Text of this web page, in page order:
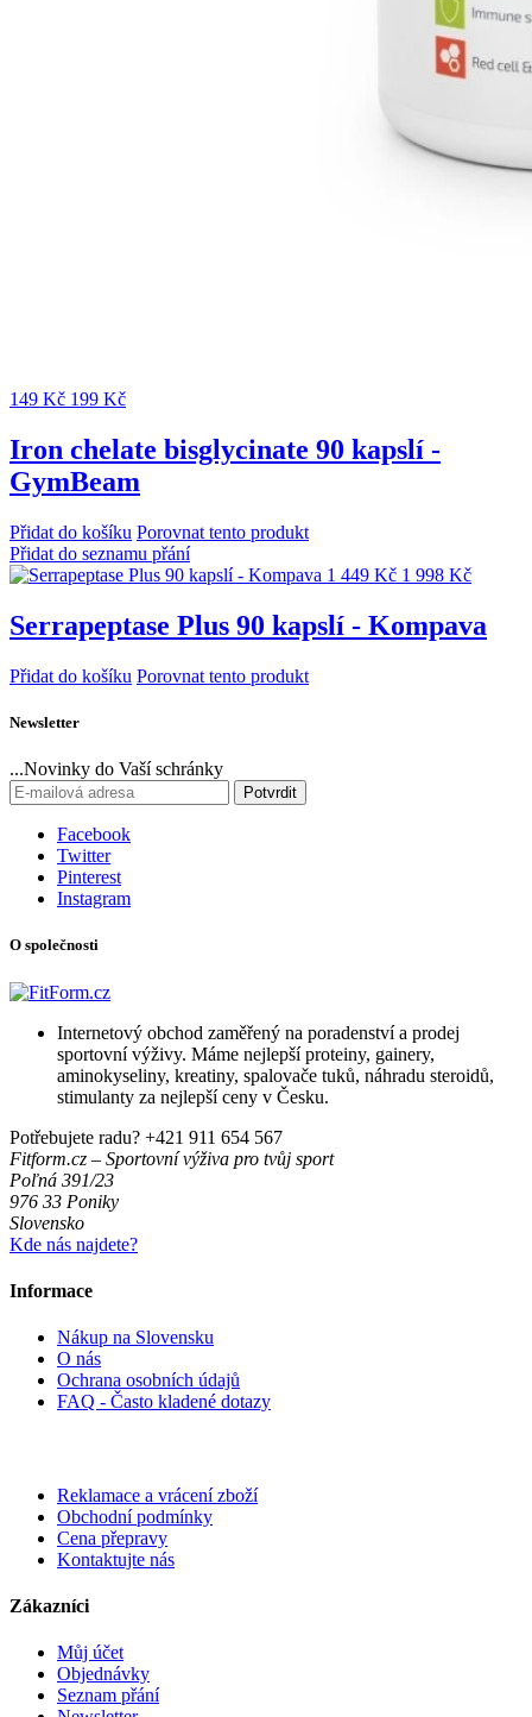
149 Kč 199 Kč
Iron chelate bisglycinate 90 kapslí -
GymBeam
Přidat do košíku Porovnat tento produkt
Přidat do seznamu přání
1 449 Kč 1 998 Kč
Serrapeptase Plus 90 kapslí - Kompava
Přidat do košíku Porovnat tento produkt
Newsletter
...Novinky do Vaší schránky
Potvrdit
Facebook
Twitter
Pinterest
Instagram
O společnosti
Internetový obchod zaměřený na poradenství a prodej
sportovní výživy. Máme nejlepší proteiny, gainery,
aminokyseliny, kreatiny, spalovače tuků, náhradu steroidů,
stimulanty za nejlepší ceny v Česku.
Potřebujete radu? +421 911 654 567
Fitform.cz – Sportovní výživa pro tvůj sport
Poľná 391/23
976 33 Poniky
Slovensko
Kde nás najdete?
Informace
Nákup na Slovensku
O nás
Ochrana osobních údajů
FAQ - Často kladené dotazy
Reklamace a vrácení zboží
Obchodní podmínky
Cena přepravy
Kontaktujte nás
Zákazníci
Můj účet
Objednávky
Seznam přání